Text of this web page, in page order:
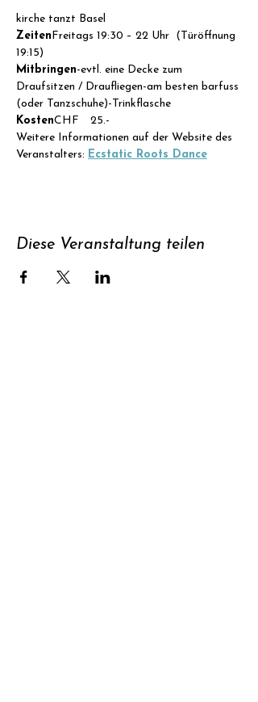
kirche tanzt Basel
ZeitenFreitags 19:30 – 22 Uhr  (Türöffnung
19:15)
Mitbringen-evtl. eine Decke zum
Draufsitzen / Draufliegen-am besten barfuss
(oder Tanzschuhe)-Trinkflasche
KostenCHF  25.-
Weitere Informationen auf der Website des
Veranstalters: Ecstatic Roots Dance
Diese Veranstaltung teilen